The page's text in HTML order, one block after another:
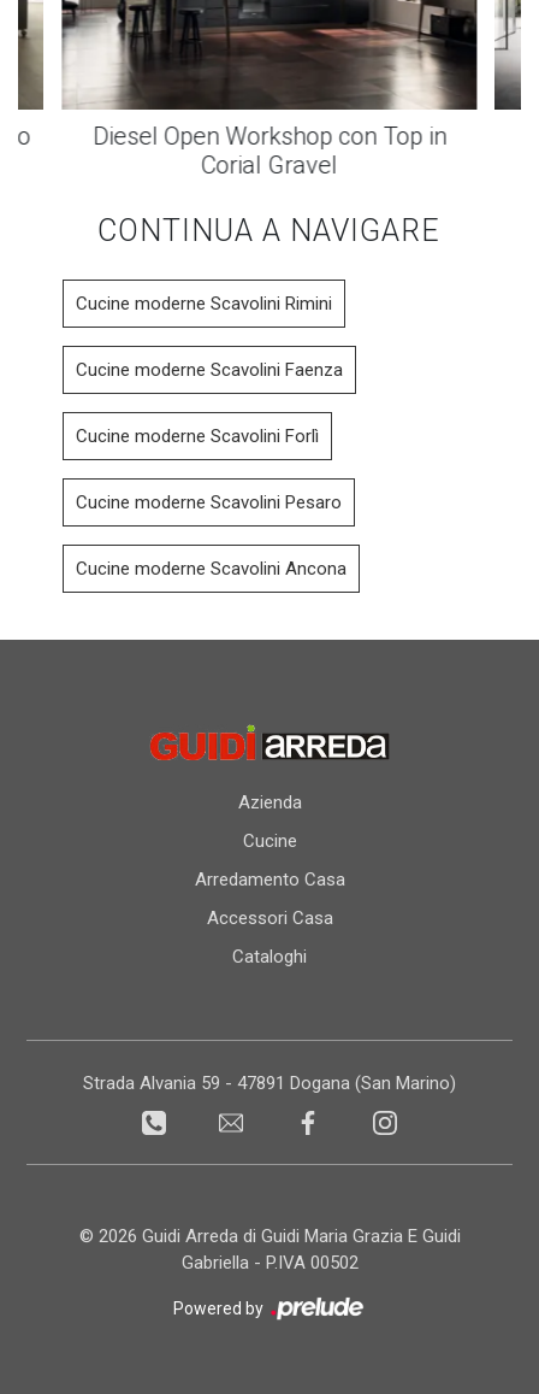
Diesel Open Workshop con Top in
Corial Gravel
CONTINUA A NAVIGARE
Cucine moderne Scavolini Rimini
Cucine moderne Scavolini Faenza
Cucine moderne Scavolini Forlì
Cucine moderne Scavolini Pesaro
Cucine moderne Scavolini Ancona
Azienda
Cucine
Arredamento Casa
Accessori Casa
Cataloghi
Strada Alvania 59 - 47891 Dogana (San Marino)
© 2026 Guidi Arreda di Guidi Maria Grazia E Guidi
Gabriella - P.IVA 00502
Powered by